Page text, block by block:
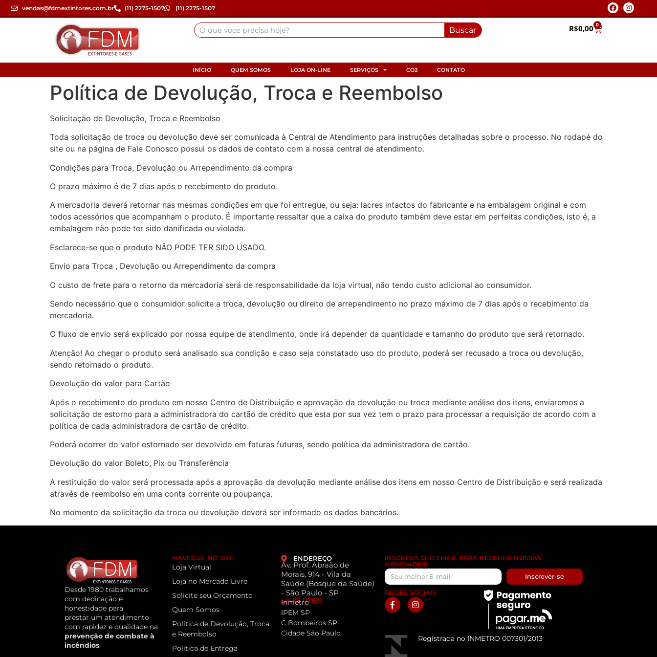
vendas@fdmextintores.com.br (11) 2275-1507 (11) 2275-1507
Buscar R$0,00 0
INÍCIO QUEM SOMOS LOJA ON-LINE SERVIÇOS CO2 CONTATO
Política de Devolução, Troca e Reembolso
Solicitação de Devolução, Troca e Reembolso
Toda solicitação de troca ou devolução deve ser comunicada à Central de Atendimento para instruções detalhadas sobre o processo. No rodapé do
site ou na página de Fale Conosco possui os dados de contato com a nossa central de atendimento.
Condições para Troca, Devolução ou Arrependimento da compra
O prazo máximo é de 7 dias após o recebimento do produto.
A mercadoria deverá retornar nas mesmas condições em que foi entregue, ou seja: lacres intactos do fabricante e na embalagem original e com
todos acessórios que acompanham o produto. É importante ressaltar que a caixa do produto também deve estar em perfeitas condições, isto é, a
embalagem não pode ter sido danificada ou violada.
Esclarece-se que o produto NÃO PODE TER SIDO USADO.
Envio para Troca , Devolução ou Arrependimento da compra
O custo de frete para o retorno da mercadoria será de responsabilidade da loja virtual, não tendo custo adicional ao consumidor.
Sendo necessário que o consumidor solicite a troca, devolução ou direito de arrependimento no prazo máximo de 7 dias após o recebimento da
mercadoria.
O fluxo de envio será explicado por nossa equipe de atendimento, onde irá depender da quantidade e tamanho do produto que será retornado.
Atenção! Ao chegar o produto será analisado sua condição e caso seja constatado uso do produto, poderá ser recusado a troca ou devolução,
sendo retornado o produto.
Devolução do valor para Cartão
Após o recebimento do produto em nosso Centro de Distribuição e aprovação da devolução ou troca mediante análise dos itens, enviaremos a
solicitação de estorno para a administradora do cartão de crédito que esta por sua vez tem o prazo para processar a requisição de acordo com a
política de cada administradora de cartão de crédito.
Poderá ocorrer do valor estornado ser devolvido em faturas futuras, sendo política da administradora de cartão.
Devolução do valor Boleto, Pix ou Transferência
A restituição do valor será processada após a aprovação da devolução mediante análise dos itens em nosso Centro de Distribuição e será realizada
através de reembolso em uma conta corrente ou poupança.
No momento da solicitação da troca ou devolução deverá ser informado os dados bancários.
Desde 1980 trabalhamos
com dedicação e
honestidade para
prestar um atendimento
com rapidez e qualidade na
prevenção de combate à
incêndios.
NAVEGUE NO SITE
Loja Virtual
Loja no Mercado Livre
Solicite seu Orçamento
Quem Somos
Política de Devolução, Troca
e Reembolso
Política de Entrega
ENDEREÇO
Av. Prof. Abraão de
Morais, 914 - Vila da
Saúde (Bosque da Saúde)
- São Paulo - SP
LINKS ÚTEIS
Inmetro
IPEM SP
C Bombeiros SP
Cidade São Paulo
INSCREVA SEU EMAIL PARA RECEBER NOSSAS
NOVIDADES!
Inscrever-se
REDES SOCIAIS
Registrada no INMETRO 007301/2013